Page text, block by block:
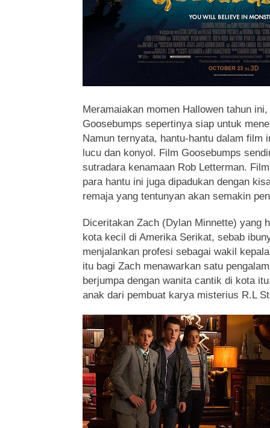
Meramaiakan momen Hallowen tahun
Goosebumps sepertinya siap untuk
Namun ternyata, hantu-hantu dalam film
lucu dan konyol. Film Goosebumps
sutradara kenamaan Rob Letterman.
para hantu ini juga dipadukan dengan
remaja yang tentunyan akan semakin
Diceritakan Zach (Dylan Minnette) yang
kota kecil di Amerika Serikat, sebab
menjalankan profesi sebagai wakil
itu bagi Zach menawarkan satu
berjumpa dengan wanita cantik di kota
anak dari pembuat karya misterius R.L